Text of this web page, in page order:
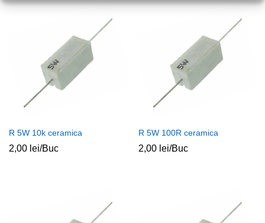
R 5W 10k ceramica
2,00 lei/Buc
R 5W 100R ceramica
2,00 lei/Buc